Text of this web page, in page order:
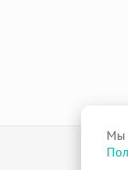
raduga-
Группа
Мы